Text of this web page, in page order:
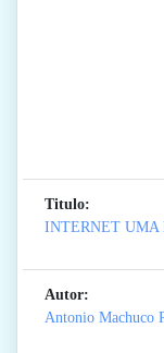
Titulo:
INTERNET UMA
Autor:
Antonio Machuco